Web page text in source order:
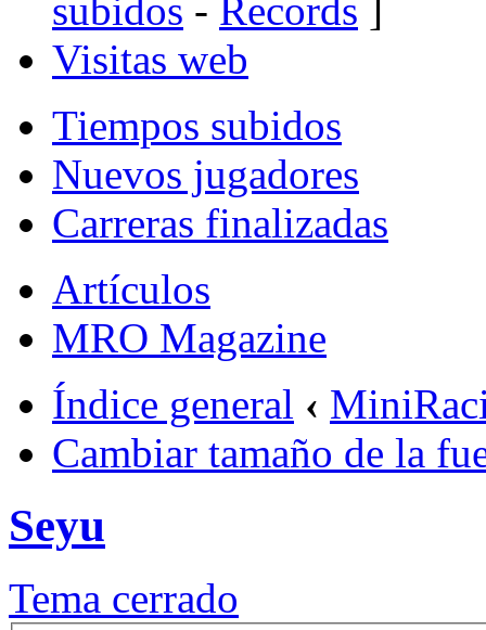
subidos - Records ]
Visitas web
Tiempos subidos
Nuevos jugadores
Carreras finalizadas
Artículos
MRO Magazine
Índice general ‹
Cambiar tamaño de la
Seyu
Tema cerrado